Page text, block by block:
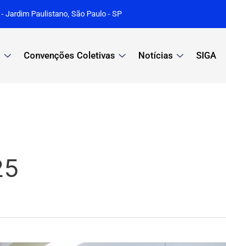
Jardim Paulistano, São Paulo - SP
Convenções Coletivas Notícias SIGA